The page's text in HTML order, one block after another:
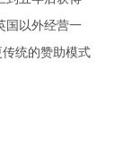
国以外经营一
统的赞助模式